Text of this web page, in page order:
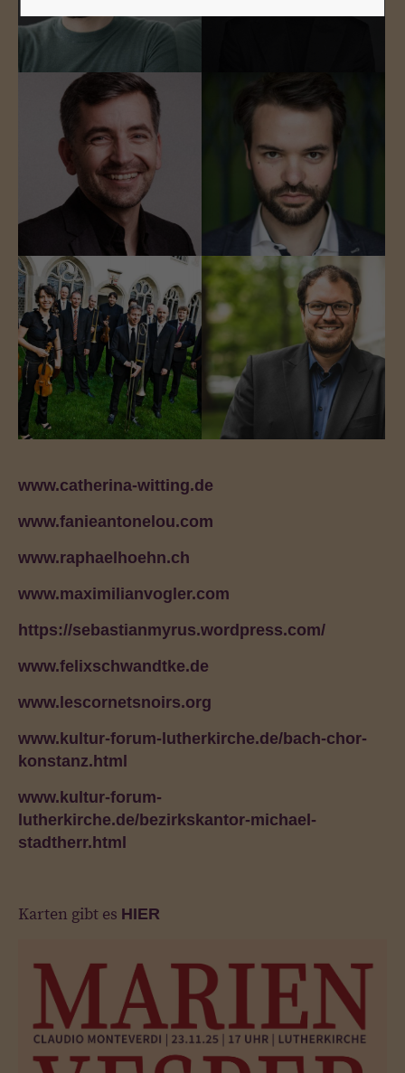
www.catherina-witting.de
www.fanieantonelou.com
www.raphaelhoehn.ch
www.maximilianvogler.com
https://sebastianmyrus.wordpress.com/
www.felixschwandtke.de
www.lescornetsnoirs.org
www.kultur-forum-lutherkirche.de/bach-chor-
konstanz.html
www.kultur-forum-
lutherkirche.de/bezirkskantor-michael-
stadtherr.html
Karten gibt es HIER